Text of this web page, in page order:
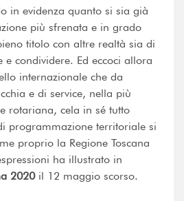
in evidenza quanto si sia già
più sfrenata e in grado
titolo con altre realtà sia di
condividere. Ed eccoci allora
internazionale che da
e di service, nella più
rotariana, cela in sé tutto
programmazione territoriale si
proprio la Regione Toscana
ha illustrato in
2020il 12 maggio scorso.